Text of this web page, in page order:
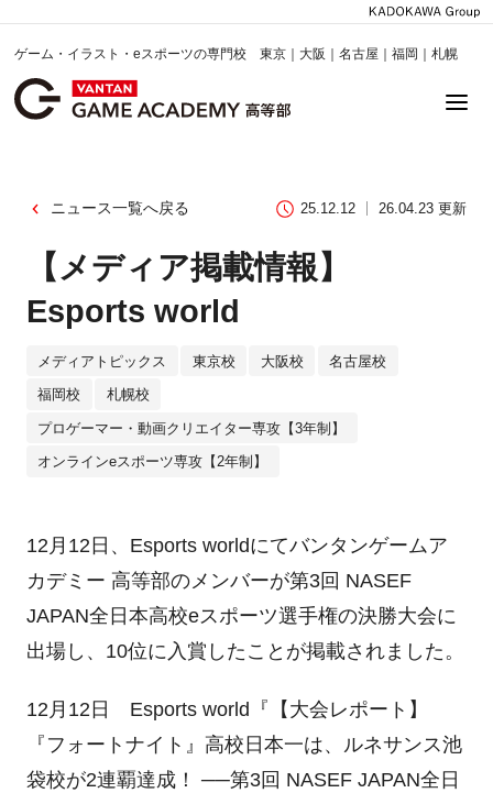
ゲーム・イラスト・eスポーツの専門校 東京｜大阪｜名古屋｜福岡｜札幌
ニュース一覧へ戻る 25.12.12 26.04.23 更新
【メディア掲載情報】
Esports world
メディアトピックス 東京校 大阪校 名古屋校
福岡校 札幌校
プロゲーマー・動画クリエイター専攻【3年制】
オンラインeスポーツ専攻【2年制】
12月12日、Esports worldにてバンタンゲームア
カデミー 高等部のメンバーが第3回 NASEF
JAPAN全日本高校eスポーツ選手権の決勝大会に
出場し、10位に入賞したことが掲載されました。
12月12日 Esports world『【大会レポート】
『フォートナイト』高校日本一は、ルネサンス池
袋校が2連覇達成！ ──第3回 NASEF JAPAN全日